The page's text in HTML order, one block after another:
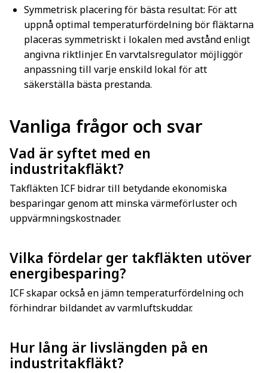
Symmetrisk placering för bästa resultat: För att
uppnå optimal temperaturfördelning bör fläktarna
placeras symmetriskt i lokalen med avstånd enligt
angivna riktlinjer. En varvtalsregulator möjliggör
anpassning till varje enskild lokal för att
säkerställa bästa prestanda.
Vanliga frågor och svar
Vad är syftet med en
industritakfläkt?
Takfläkten ICF bidrar till betydande ekonomiska
besparingar genom att minska värmeförluster och
uppvärmningskostnader.
Vilka fördelar ger takfläkten utöver
energibesparing?
ICF skapar också en jämn temperaturfördelning och
förhindrar bildandet av varmluftskuddar.
Hur lång är livslängden på en
industritakfläkt?